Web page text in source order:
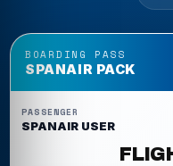
BOARDING PASS
SPANAIR PACK
PASSENGER
SPANAIR USER